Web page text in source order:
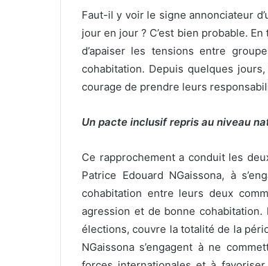
Faut-il y voir le signe annonciateur
jour en jour ? C’est bien probable.
d’apaiser les tensions entre
cohabitation. Depuis quelques
courage de prendre leurs
Un pacte inclusif repris au niveau
Ce rapprochement a conduit les
Patrice Edouard NGaissona, à
cohabitation entre leurs deux
agression et de bonne
élections, couvre la totalité de la
NGaissona s’engagent à ne